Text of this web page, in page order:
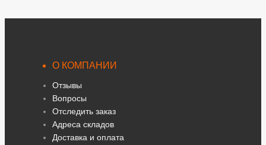
О КОМПАНИИ
Отзывы
Вопросы
Отследить заказ
Адреса складов
Доставка и оплата